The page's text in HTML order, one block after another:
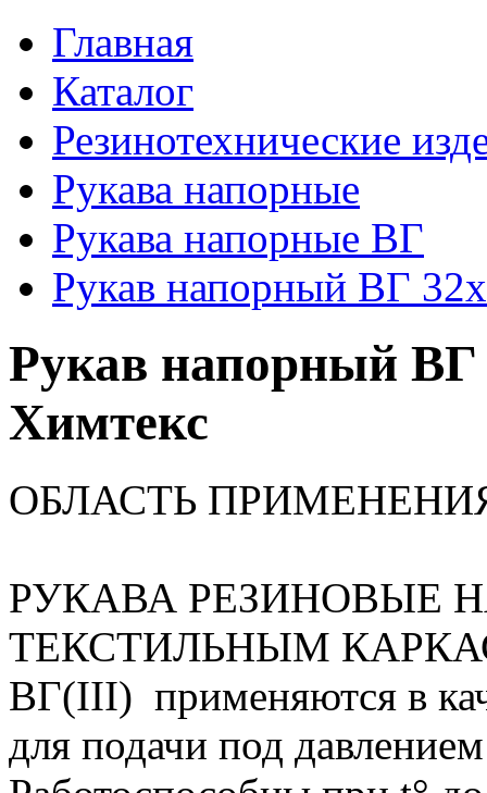
Главная
Каталог
Резинотехнические
Рукава напорные
Рукава напорные ВГ
Рукав напорный ВГ
Рукав напорный
Химтекс
ОБЛАСТЬ
РУКАВА РЕЗИНОВЫЕ
ТЕКСТИЛЬНЫМ
ВГ(III) применяются в
для подачи под